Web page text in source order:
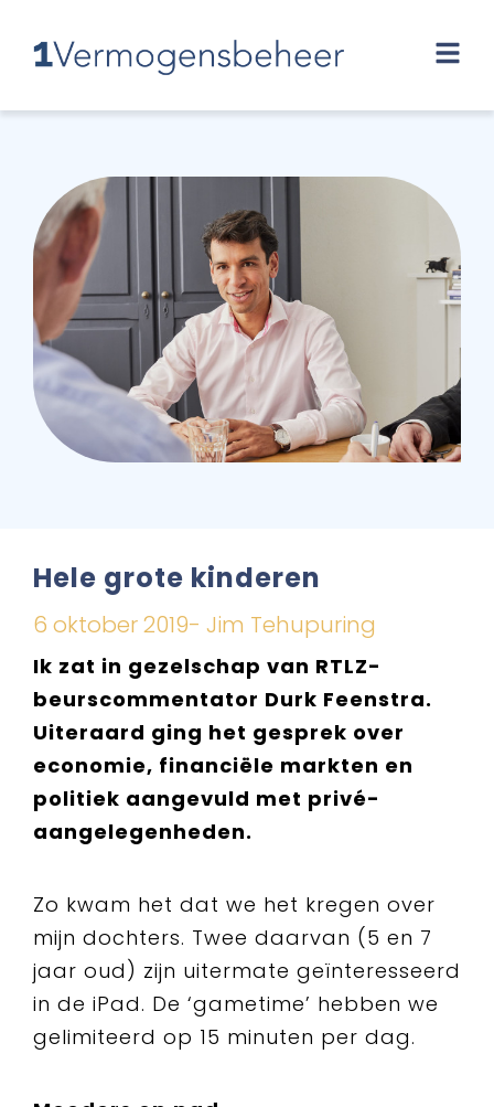
Hele grote kinderen
6 oktober 2019- Jim Tehupuring
Ik zat in gezelschap van RTLZ-
beurscommentator Durk Feenstra.
Uiteraard ging het gesprek over
economie, financiële markten en
politiek aangevuld met privé-
aangelegenheden.
Zo kwam het dat we het kregen over
mijn dochters. Twee daarvan (5 en 7
jaar oud) zijn uitermate geïnteresseerd
in de iPad. De ‘gametime’ hebben we
gelimiteerd op 15 minuten per dag.